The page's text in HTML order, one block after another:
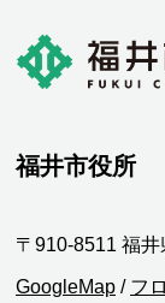
福井市役所
〒910-8511 福
GoogleMap / フ